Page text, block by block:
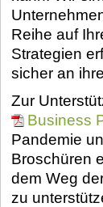
Reihe auf
Strategien
sicher an
Zur
Business
Pandemie
Broschüren
dem Weg
zu